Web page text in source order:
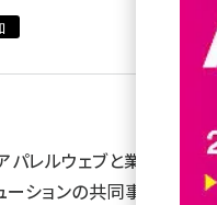
レルウェブと業務提
ションの共同事業を